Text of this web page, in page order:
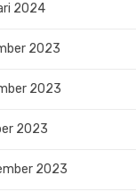
2024
2023
2023
2023
2023